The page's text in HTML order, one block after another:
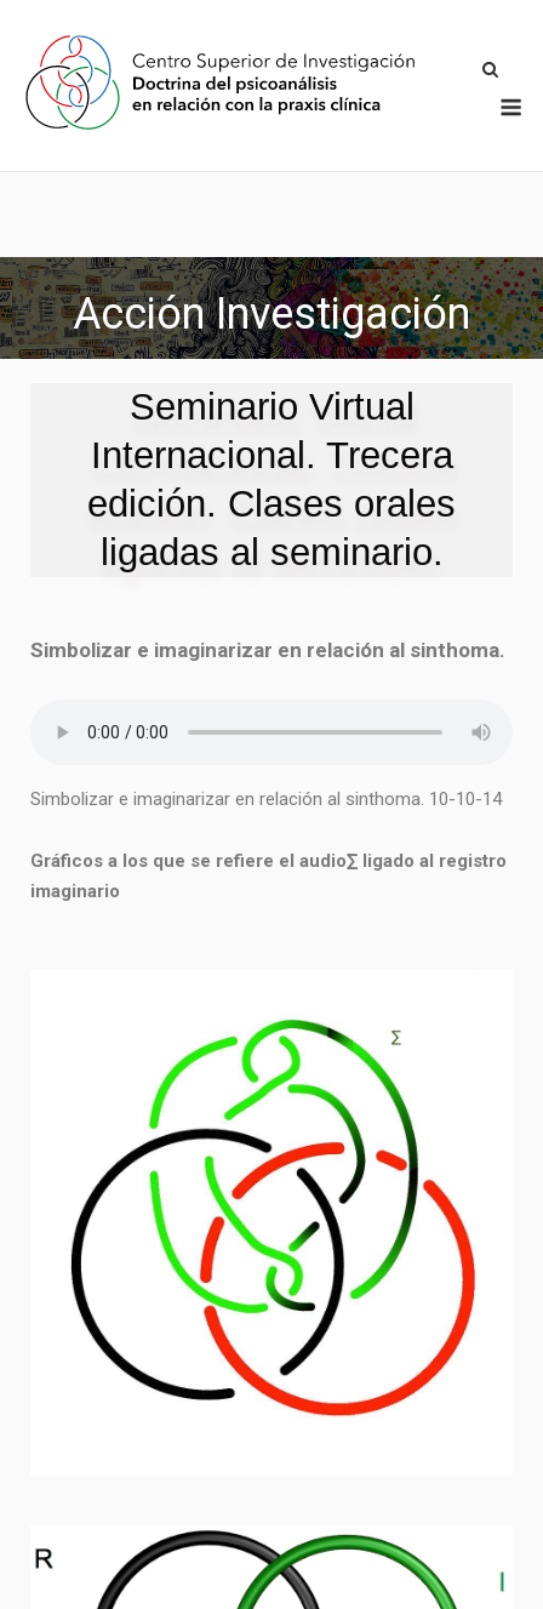
Acción Investigación
Seminario Virtual
Internacional. Trecera
edición. Clases orales
ligadas al seminario.
Simbolizar e imaginarizar en relación al sinthoma.
Simbolizar e imaginarizar en relación al sinthoma. 10-10-14
Gráficos a los que se refiere el audio∑ ligado al registro
imaginario